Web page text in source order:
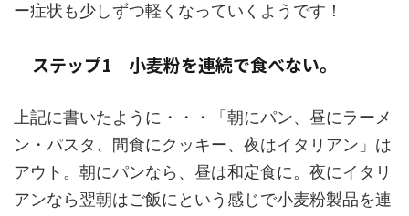
ー症状も少しずつ軽くなっていくようです！
ステップ1 小麦粉を連続で食べない。
上記に書いたように・・・「朝にパン、昼にラーメ
ン・パスタ、間食にクッキー、夜はイタリアン」は
アウト。朝にパンなら、昼は和定食に。夜にイタリ
アンなら翌朝はご飯にという感じで小麦粉製品を連